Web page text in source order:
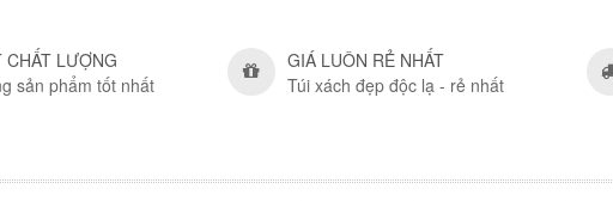
CHẤT LƯỢNG
sản phẩm tốt nhất
GIÁ LUÔN RẺ NHẤT
Túi xách đẹp độc lạ - rẻ nhất